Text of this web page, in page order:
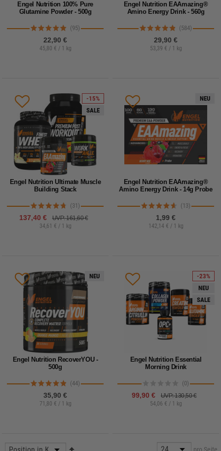
Engel Nutrition 100% Pure
Glutamine Powder - 500g
(95)
22,90 €
45,80 € / 1 kg
Engel Nutrition EAAmazing®
Amino Energy Drink - 560g
(584)
29,90 €
53,39 € / 1 kg
-15%
SALE
Engel Nutrition Ultimate Muscle
Building Stack
(31)
137,40 €
UVP: 161,60 €
34,61 € / 1 kg
NEU
Engel Nutrition EAAmazing®
Amino Energy Drink - 14g Probe
(13)
1,99 €
142,14 € / 1 kg
NEU
Engel Nutrition RecoverYOU -
500g
(44)
35,90 €
71,80 € / 1 kg
-23%
NEU
SALE
Engel Nutrition Essential
Morning Drink
(0)
99,90 €
UVP: 130,50 €
54,06 € / 1 kg
pro Seite